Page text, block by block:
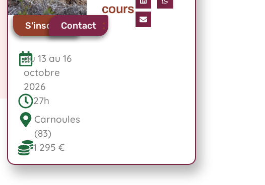
S'inscrireContact
du 13 au 16
octobre
2026
27h
Carnoules
(83)
1 295 €
cours
: